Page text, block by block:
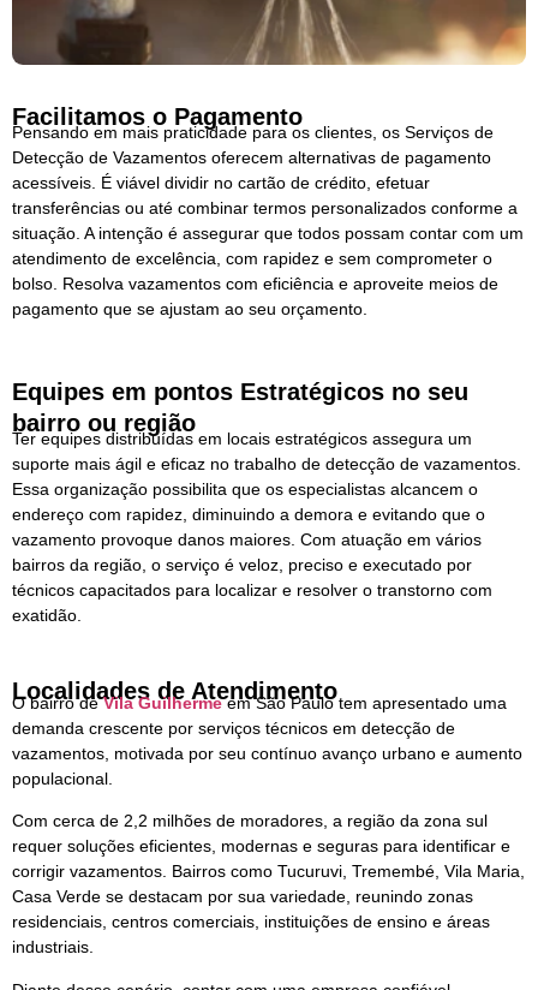
Facilitamos o Pagamento
Pensando em mais praticidade para os clientes, os Serviços de
Detecção de Vazamentos oferecem alternativas de pagamento
acessíveis. É viável dividir no cartão de crédito, efetuar
transferências ou até combinar termos personalizados conforme a
situação. A intenção é assegurar que todos possam contar com um
atendimento de excelência, com rapidez e sem comprometer o
bolso. Resolva vazamentos com eficiência e aproveite meios de
pagamento que se ajustam ao seu orçamento.
Equipes em pontos Estratégicos no seu
bairro ou região
Ter equipes distribuídas em locais estratégicos assegura um
suporte mais ágil e eficaz no trabalho de detecção de vazamentos.
Essa organização possibilita que os especialistas alcancem o
endereço com rapidez, diminuindo a demora e evitando que o
vazamento provoque danos maiores. Com atuação em vários
bairros da região, o serviço é veloz, preciso e executado por
técnicos capacitados para localizar e resolver o transtorno com
exatidão.
Localidades de Atendimento
O bairro deVila Guilhermeem São Paulo tem apresentado uma
demanda crescente por serviços técnicos em detecção de
vazamentos, motivada por seu contínuo avanço urbano e aumento
populacional.
Com cerca de 2,2 milhões de moradores, a região da zona sul
requer soluções eficientes, modernas e seguras para identificar e
corrigir vazamentos. Bairros como Tucuruvi, Tremembé, Vila Maria,
Casa Verde se destacam por sua variedade, reunindo zonas
residenciais, centros comerciais, instituições de ensino e áreas
industriais.